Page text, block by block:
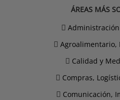
ÁREAS MÁS
Agroalimentario,
Calidad y
Compras,
Comunicación,